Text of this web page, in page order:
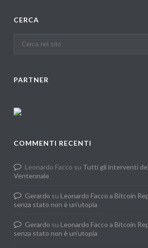
CERCA
PARTNER
COMMENTI RECENTI
Leonardo Facco su Tutti gli interventi
Ventennale
Gerardo su Leonardo Facco a Bitcoin
senza stato non è un’utopia
Gerardo su Leonardo Facco a Bitcoin
senza stato non è un’utopia